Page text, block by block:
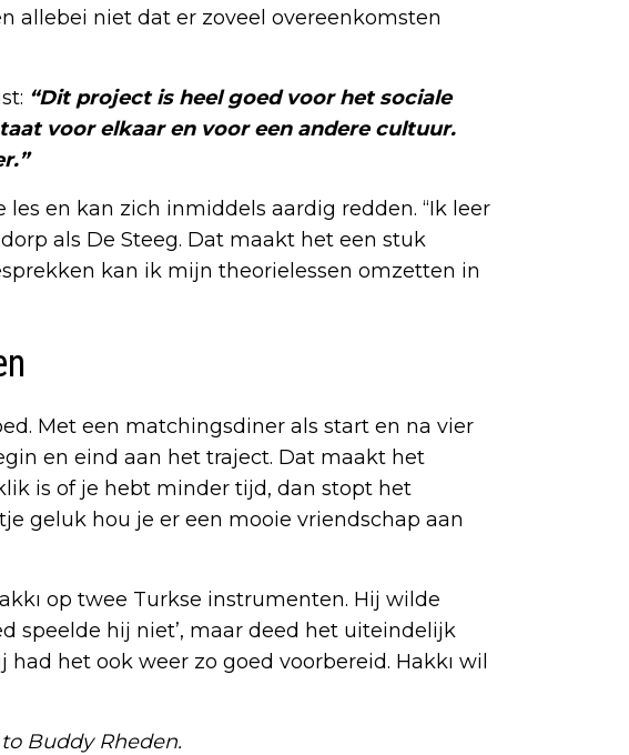
allebei niet dat er zoveel overeenkomsten
“Dit project is heel goed voor het sociale
voor elkaar en voor een andere cultuur.
en kan zich inmiddels aardig redden. “Ik leer
als De Steeg. Dat maakt het een stuk
kan ik mijn theorielessen omzetten in
Met een matchingsdiner als start en na vier
en eind aan het traject. Dat maakt het
is of je hebt minder tijd, dan stopt het
geluk hou je er een mooie vriendschap aan
op twee Turkse instrumenten. Hij wilde
speelde hij niet’, maar deed het uiteindelijk
had het ook weer zo goed voorbereid. Hakkı wil
Buddy Rheden.